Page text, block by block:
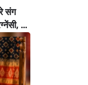
संग
बेटे
With